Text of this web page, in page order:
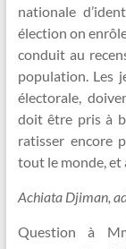
nationale
élection on
conduit au
population. Les
électorale,
doit être pris à
ratisser encore
tout le monde, et
Achiata Djiman,
Question à